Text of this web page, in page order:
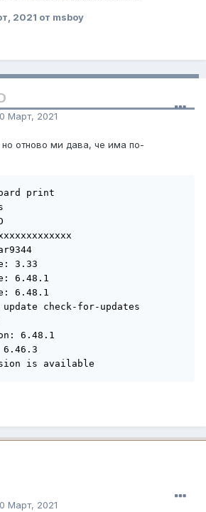
2021 от msboy
Март, 2021
отново ми дава, че има по-
print
3.33
6.48.1
6.48.1
update check-for-updates
6.48.1
is available
Март, 2021